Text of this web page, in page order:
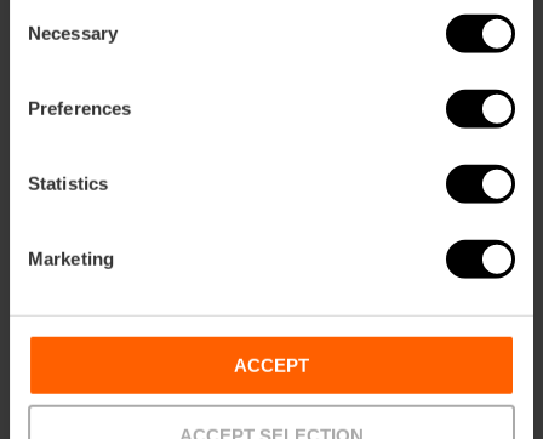
Selection
Necessary
Preferences
Statistics
Marketing
ACCEPT
Rutes pel Parc Natural de l'Albufera